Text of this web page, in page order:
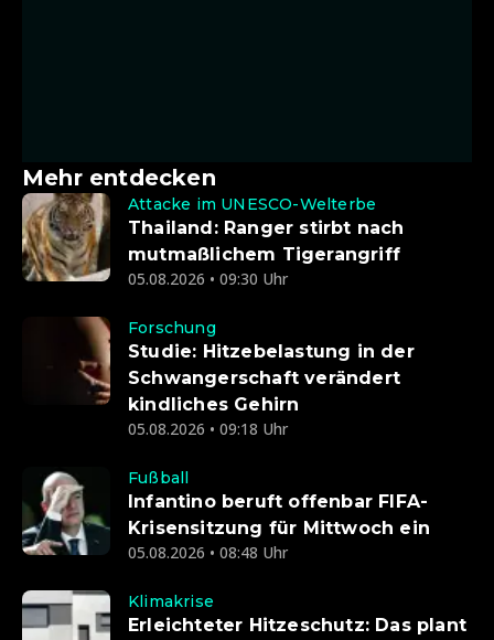
Mehr entdecken
Attacke im UNESCO-Welterbe
Thailand: Ranger stirbt nach
mutmaßlichem Tigerangriff
05.08.2026 • 09:30 Uhr
Forschung
Studie: Hitzebelastung in der
Schwangerschaft verändert
kindliches Gehirn
05.08.2026 • 09:18 Uhr
Fußball
Infantino beruft offenbar FIFA-
Krisensitzung für Mittwoch ein
05.08.2026 • 08:48 Uhr
Klimakrise
Erleichteter Hitzeschutz: Das plant